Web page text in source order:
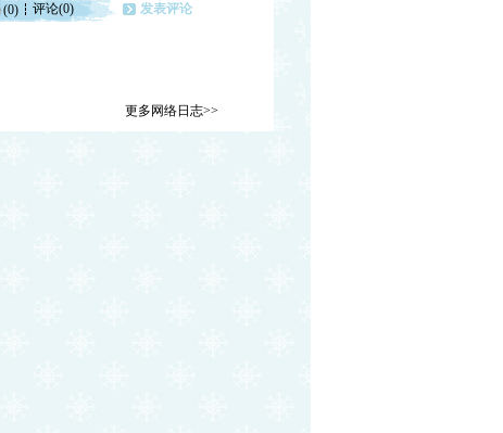
(0) 评论(0) 发表评论
更多网络日志>>